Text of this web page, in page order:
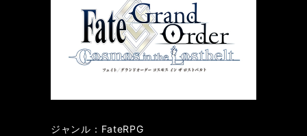
ジャンル：FateRPG